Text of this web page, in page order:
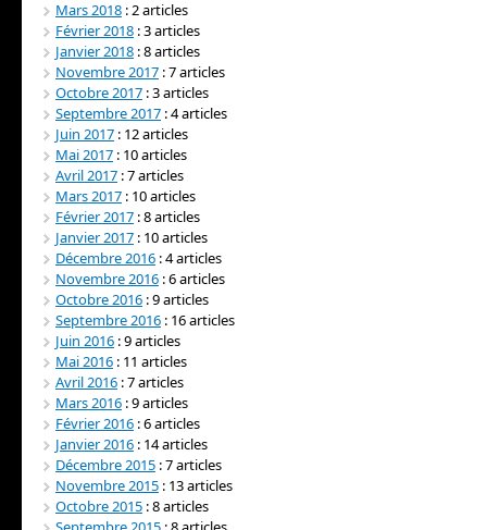
Mars 2018 : 2 articles
Février 2018 : 3 articles
Janvier 2018 : 8 articles
Novembre 2017 : 7 articles
Octobre 2017 : 3 articles
Septembre 2017 : 4 articles
Juin 2017 : 12 articles
Mai 2017 : 10 articles
Avril 2017 : 7 articles
Mars 2017 : 10 articles
Février 2017 : 8 articles
Janvier 2017 : 10 articles
Décembre 2016 : 4 articles
Novembre 2016 : 6 articles
Octobre 2016 : 9 articles
Septembre 2016 : 16 articles
Juin 2016 : 9 articles
Mai 2016 : 11 articles
Avril 2016 : 7 articles
Mars 2016 : 9 articles
Février 2016 : 6 articles
Janvier 2016 : 14 articles
Décembre 2015 : 7 articles
Novembre 2015 : 13 articles
Octobre 2015 : 8 articles